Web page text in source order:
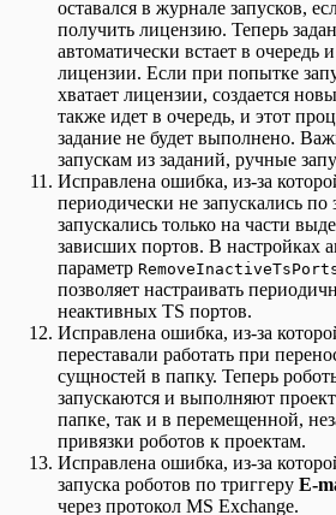
оставался в журнале запусков,
получить лицензию. Теперь
автоматически встает в очередь
лицензии. Если при попытке
хватает лицензии, создается
также идет в очередь, и этот
задание не будет выполнено.
запускам из заданий, ручные
Исправлена ошибка, из-за
периодически не запускались
запускались только на части
зависших портов. В настройках
параметр
позволяет настраивать
неактивных TS портов.
Исправлена ошибка, из-за
переставали работать при
сущностей в папку. Теперь
запускаются и выполняют
папке, так и в перемещенной,
привязки роботов к проектам.
Исправлена ошибка, из-за
запуска роботов по триггеру E-
через протокол MS Exchange.